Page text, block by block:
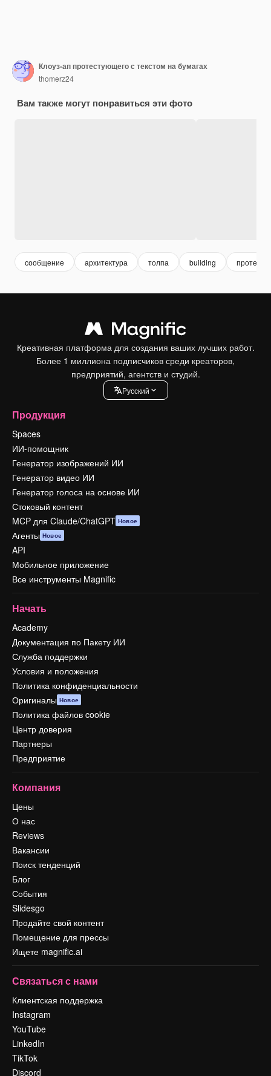
Клоуз-ап протестующего с текстом на бумагах
thomerz24
Вам также могут понравиться эти фото
сообщение архитектура толпа building протест
Креативная платформа для создания ваших лучших работ.
Более 1 миллиона подписчиков среди креаторов,
предприятий, агентств и студий.
Pусский
Продукция
Spaces
ИИ-помощник
Генератор изображений ИИ
Генератор видео ИИ
Генератор голоса на основе ИИ
Стоковый контент
MCP для Claude/ChatGPT Новое
Агенты Новое
API
Мобильное приложение
Все инструменты Magnific
Начать
Academy
Документация по Пакету ИИ
Служба поддержки
Условия и положения
Политика конфиденциальности
Оригиналы Новое
Политика файлов cookie
Центр доверия
Партнеры
Предприятие
Компания
Цены
О нас
Reviews
Вакансии
Поиск тенденций
Блог
События
Slidesgo
Продайте свой контент
Помещение для прессы
Ищете magnific.ai
Связаться с нами
Клиентская поддержка
Instagram
YouTube
LinkedIn
TikTok
Discord